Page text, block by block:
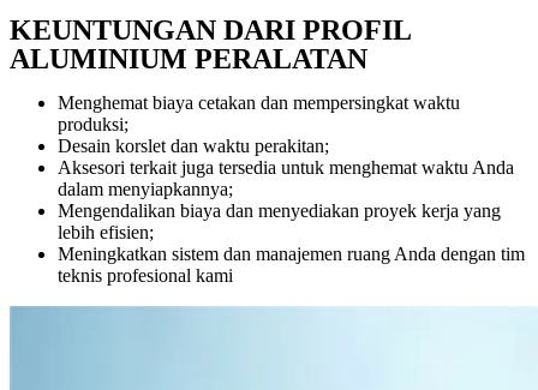
KEUNTUNGAN DARI PROFIL
ALUMINIUM PERALATAN
Menghemat biaya cetakan dan mempersingkat waktu
produksi;
Desain korslet dan waktu perakitan;
Aksesori terkait juga tersedia untuk menghemat waktu Anda
dalam menyiapkannya;
Mengendalikan biaya dan menyediakan proyek kerja yang
lebih efisien;
Meningkatkan sistem dan manajemen ruang Anda dengan tim
teknis profesional kami